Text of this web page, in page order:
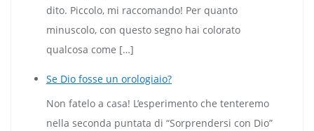
dito. Piccolo, mi raccomando! Per quanto
minuscolo, con questo segno hai colorato
qualcosa come […]
Se Dio fosse un orologiaio?
Non fatelo a casa! L’esperimento che tenteremo
nella seconda puntata di “Sorprendersi con Dio”